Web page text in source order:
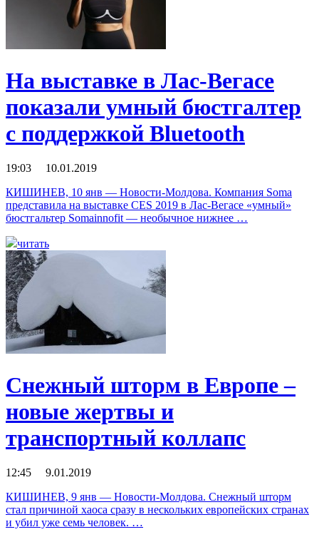
На выставке в Лас-Вегасе
показали умный бюстгалтер
с поддержкой Bluetooth
19:03 10.01.2019
КИШИНЕВ, 10 янв — Новости-Молдова. Компания Soma
представила на выставке CES 2019 в Лас-Вегасе «умный»
бюстгальтер Somainnofit — необычное нижнее …
читать
Снежный шторм в Европе –
новые жертвы и
транспортный коллапс
12:45 9.01.2019
КИШИНЕВ, 9 янв — Новости-Молдова. Снежный шторм
стал причиной хаоса сразу в нескольких европейских странах
и убил уже семь человек. …